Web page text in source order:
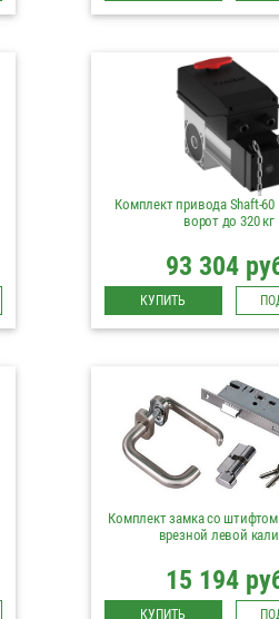
Комплект привода Shaft-60
ворот до 320 кг
93 304
КУПИТЬ
Комплект замка со
врезной левой
15 194
КУПИТЬ